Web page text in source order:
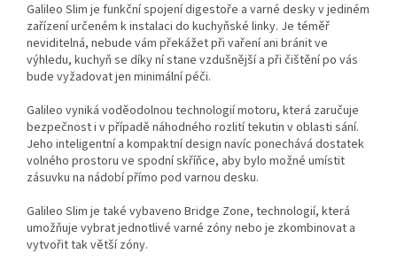
Galileo Slim je funkční spojení digestoře a varné desky v jediném
zařízení určeném k instalaci do kuchyňské linky. Je téměř
neviditelná, nebude vám překážet při vaření ani bránit ve
výhledu, kuchyň se díky ní stane vzdušnější a při čištění po vás
bude vyžadovat jen minimální péči.
Galileo vyniká voděodolnou technologií motoru, která zaručuje
bezpečnost i v případě náhodného rozlití tekutin v oblasti sání.
Jeho inteligentní a kompaktní design navíc ponechává dostatek
volného prostoru ve spodní skříňce, aby bylo možné umístit
zásuvku na nádobí přímo pod varnou desku.
Galileo Slim je také vybaveno Bridge Zone, technologií, která
umožňuje vybrat jednotlivé varné zóny nebo je zkombinovat a
vytvořit tak větší zóny.